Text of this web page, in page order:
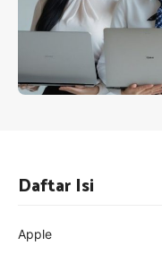
Daftar Isi
Apple